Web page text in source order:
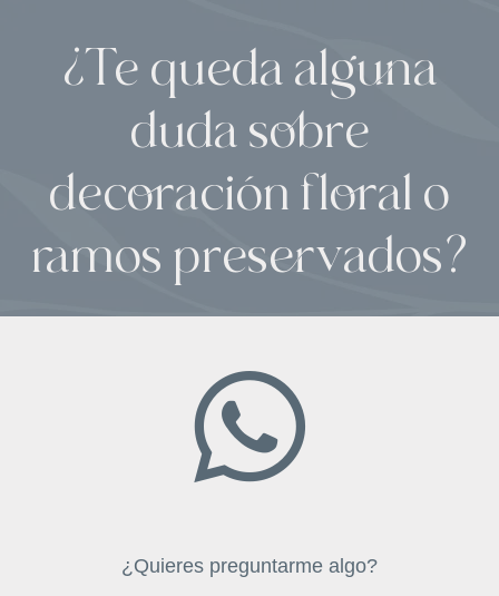
¿Te queda alguna
duda sobre
decoración floral o
ramos preservados?
¿Quieres preguntarme algo?